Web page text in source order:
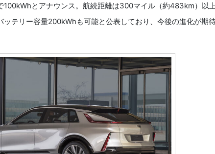
100kWhとアナウンス。航続距離は300マイル（約483km）以
ッテリー容量200kWhも可能と公表しており、今後の進化が期